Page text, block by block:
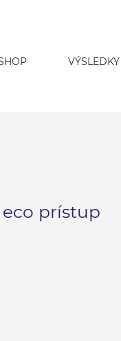
prístup